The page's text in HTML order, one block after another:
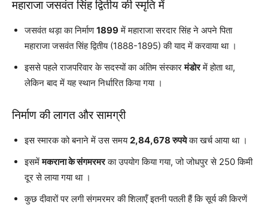
महाराजा जसवंत सिंह द्वितीय की स्मृति में
जसवंत थड़ा का निर्माण1899में महाराजा सरदार सिंह ने अपने पिता
महाराजा जसवंत सिंह द्वितीय (1888-1895) की याद में करवाया था ।
इससे पहले राजपरिवार के सदस्यों का अंतिम संस्कारमंडोरमें होता था,
लेकिन बाद में यह स्थान निर्धारित किया गया ।
निर्माण की लागत और सामग्री
इस स्मारक को बनाने में उस समय2,84,678 रुपयेका खर्च आया था ।
इसमेंमकराना के संगमरमरका उपयोग किया गया, जो जोधपुर से 250 किमी
दूर से लाया गया था ।
कुछ दीवारों पर लगी संगमरमर की शिलाएँ इतनी पतली हैं कि सूर्य की किरणें